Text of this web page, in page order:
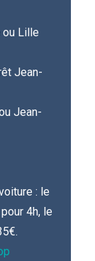
Lille
Jean-
Jean-
: le
4h, le